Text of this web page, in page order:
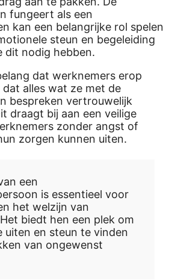
fungeert als een
kan een belangrijke rol spelen
steun en begeleiding
dit nodig hebben.
dat werknemers erop
alles wat ze met de
bespreken vertrouwelijk
draagt bij aan een veilige
zonder angst of
zorgen kunnen uiten.
een
is essentieel voor
het welzijn van
biedt hen een plek om
uiten en steun te vinden
van ongewenst